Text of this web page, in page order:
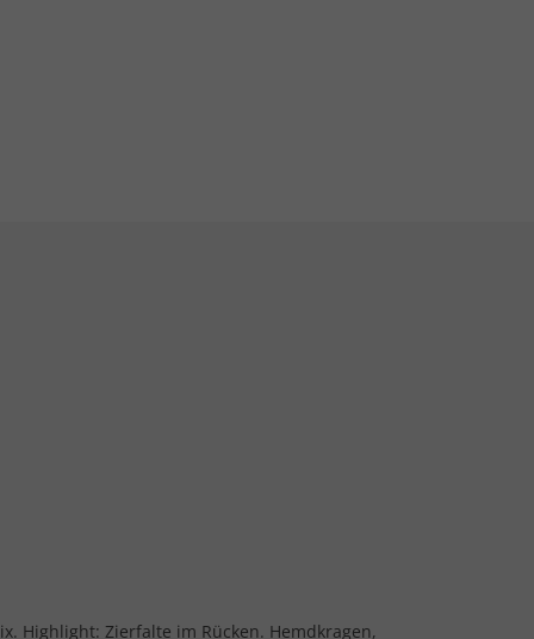
Highlight: Zierfalte im Rücken. Hemdkragen,